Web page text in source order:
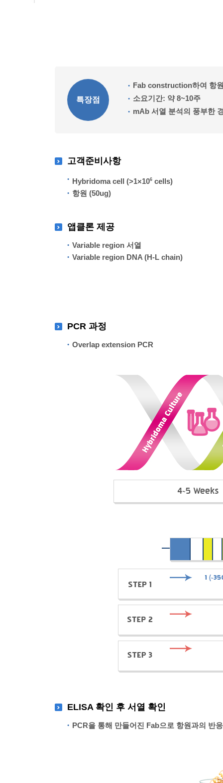
특장점
Fab construction하여 항
소요기간: 약 8~10주
mAb 서열 분석의 풍부한
고객준비사항
Hybridoma cell (>1×106 cells)
항원 (50ug)
앱클론 제공
Variable region 서열
Variable region DNA (H-L chain)
PCR 과정
Overlap extension PCR
ELISA 확인 후 서열 확인
PCR을 통해 만들어진 Fab으로 항원과의 반